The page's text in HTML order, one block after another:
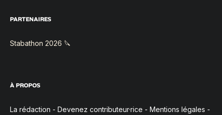
PARTENAIRES
Stabathon 2026 🔪
À PROPOS
La rédaction - Devenez contributeur·rice - Mentions légales -